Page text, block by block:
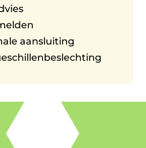
aansluiting